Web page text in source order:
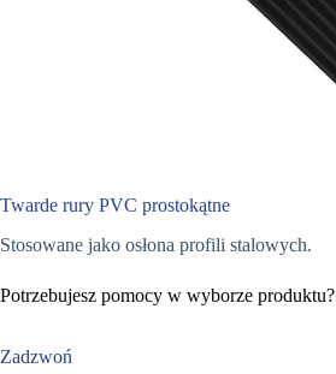
Twarde rury PVC prostokątne​
Stosowane jako osłona profili stalowych.
Potrzebujesz pomocy w wyborze produktu?
Zadzwoń